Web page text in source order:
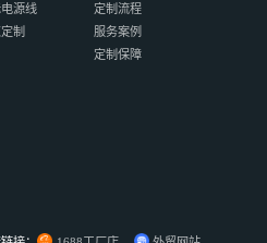
电源线
制
定制流程
服务案例
定制保障